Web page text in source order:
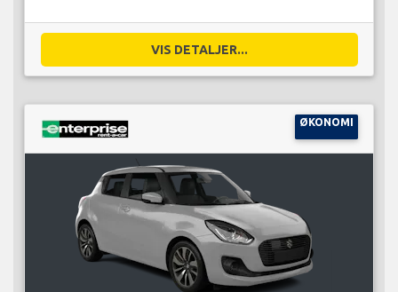
VIS DETALJER...
ØKONOMI